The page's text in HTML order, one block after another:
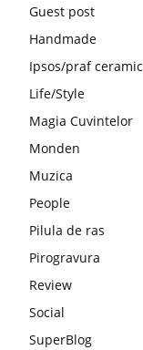
Guest post
Handmade
Ipsos/praf ceramic
Life/Style
Magia Cuvintelor
Monden
Muzica
People
Pilula de ras
Pirogravura
Review
Social
SuperBlog